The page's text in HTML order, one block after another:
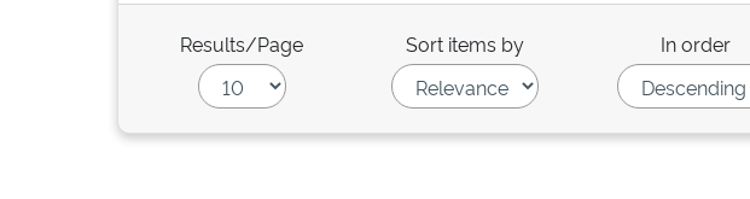
Results/Page Sort items by In order